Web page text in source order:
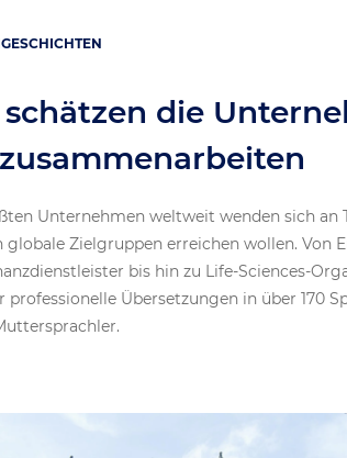
die
Unternehmen weltweit wenden sich an
globale Zielgruppen erreichen wollen. Von
bis hin zu Life-Sciences-
professionelle Übersetzungen in über 170